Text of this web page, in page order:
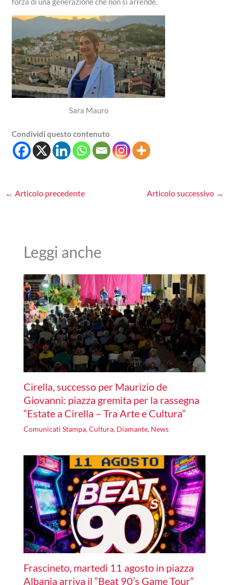
Sara Mauro
Condividi questo contenuto
← Articolo precedente Articolo successivo →
Leggi anche
Cirella, successo per Maurizio de
Giovanni: piazza gremita per la rassegna
“Estate a Cirella – Tra Arte e Cultura”
Comunicati Stampa,Cultura, Diamante, News
Frascineto, martedì 11 agosto in piazza
Albania arriva il “Beat 90’s Game Tour”